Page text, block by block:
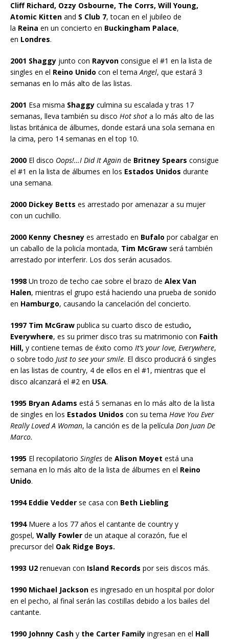
Cliff Richard, Ozzy Osbourne, The Corrs, Will Young,
Atomic Kitten and S Club 7, tocan en el jubileo de
la Reina en un concierto en Buckingham Palace,
en Londres.
2001 Shaggy junto con Rayvon consigue el #1 en la lista de
singles en el Reino Unido con el temaAngel, que estará 3
semanas en lo más alto de las listas.
2001 Esa misma Shaggy culmina su escalada y tras 17
semanas, lleva también su disco Hot shot a lo más alto de las
listas británica de álbumes, donde estará una sola semana en
la cima, pero 14 semanas en el top 10.
2000 El disco Oops!…I Did It Again de Britney Spears consigue
el #1 en la lista de álbumes en los Estados Unidos durante
una semana.
2000 Dickey Betts es arrestado por amenazar a su mujer
con un cuchillo.
2000 Kenny Chesney es arrestado en Bufalo por cabalgar en
un caballo de la policía montada, Tim McGraw será también
arrestado por interferir. Los dos serán acusados.
1998 Un trozo de techo cae sobre el brazo de Alex Van
Halen, mientras el grupo está haciendo una prueba de sonido
en Hamburgo, causando la cancelación del concierto.
1997 Tim McGraw publica su cuarto disco de estudio,
Everywhere, es su primer disco tras su matrimonio con Faith
Hill, y contiene temas de éxito como It’s your love, Everywhere,
o sobre todo Just to see your smile. El disco producirá 6 singles
en las listas de country, 4 de ellos en el #1, mientras que el
disco alcanzará el #2 en USA.
1995 Bryan Adams está 5 semanas en lo más alto de la lista
de singles en los Estados Unidos con su tema Have You Ever
Really Loved A Woman, la canción es de la película Don Juan De
Marco.
1995 El recopilatorio Singles de Alison Moyet está una
semana en lo más alto de la lista de álbumes en el Reino
Unido.
1994 Eddie Vedder se casa con Beth Liebling
1994Muere a los 77 años el cantante de country y
gospel, Wally Fowler de un ataque al corazón, fue el
precursor del Oak Ridge Boys.
1993 U2 renuevan con Island Records por seis discos más.
1990 Michael Jackson es ingresado en un hospital por dolor
en el pecho, al final serán las costillas debido a los bailes del
cantante.
1990 Johnny Cash y the Carter Family ingresan en el Hall